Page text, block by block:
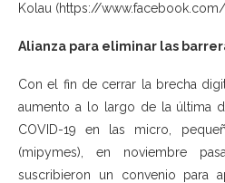
Kolau (https://www.facebook.com/
Alianza para eliminar las
Con el fin de cerrar la brecha
aumento a lo largo de la última
COVID-19 en las micro,
(mipymes), en noviembre
suscribieron un convenio para